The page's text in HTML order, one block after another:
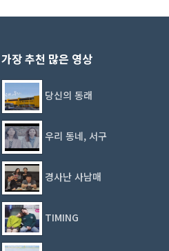
가장 추천 많은 영상
당신의 동래
우리 동네, 서구
경사난 사남매
TIMING